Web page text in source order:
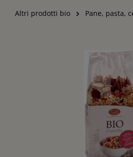
Altri prodotti bio Pane, pasta,